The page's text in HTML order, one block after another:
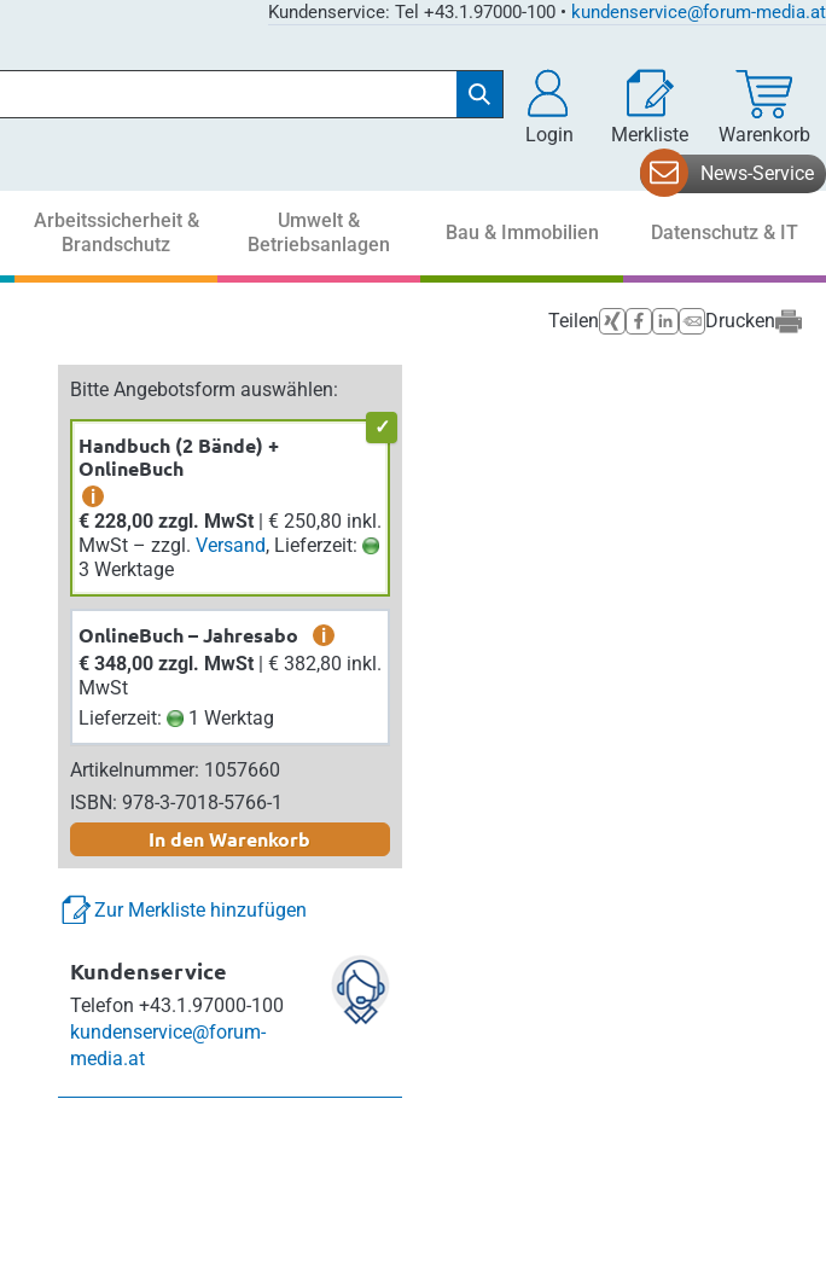
Kundenservice: Tel +43.1.97000-100 • kundenservice@forum-media.at
Login Merkliste Warenkorb
News-Service
Arbeitssicherheit &
Brandschutz
Umwelt &
Betriebsanlagen
Bau & Immobilien Datenschutz & IT
Bitte Angebotsform auswählen:
Handbuch (2 Bände) +
OnlineBuch
i
€ 228,00 zzgl. MwSt| € 250,80 inkl.
MwSt – zzgl. Versand, Lieferzeit:
3 Werktage
OnlineBuch – Jahresabo
i
€ 348,00 zzgl. MwSt| € 382,80 inkl.
MwSt
Lieferzeit:
1 Werktag
Artikelnummer: 1057660
ISBN: 978-3-7018-5766-1
In den Warenkorb
Zur Merkliste hinzufügen
Kundenservice
Telefon +43.1.97000-100
kundenservice@forum-
media.at
Teilen Drucken